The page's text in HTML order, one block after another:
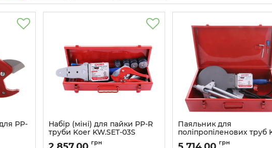
PP-
Набір (міні) для пайки PP-R
труби Koer KW.SET-03S
грн
Паяльник для
поліпропіленових труб
KW.05 без насадок
грн